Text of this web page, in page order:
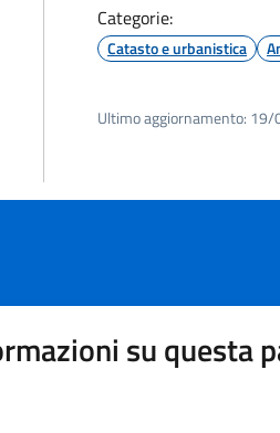
Categorie:
Catasto e urbanistica
Ultimo aggiornamento: 19/
su questa